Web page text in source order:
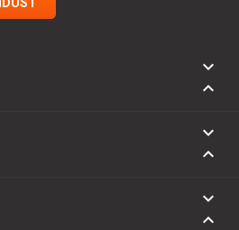




keyboard_arrow_down
keyboard_arrow_up